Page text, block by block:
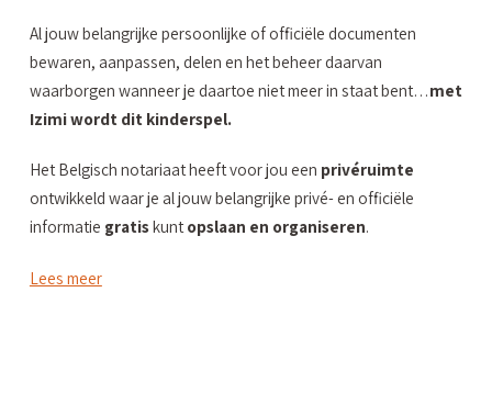
Al jouw belangrijke persoonlijke of officiële documenten
bewaren, aanpassen, delen en het beheer daarvan
waarborgen wanneer je daartoe niet meer in staat bent…met
Izimi wordt dit kinderspel.
Het Belgisch notariaat heeft voor jou een privéruimte
ontwikkeld waar je al jouw belangrijke privé- en officiële
informatie gratiskuntopslaan en organiseren.
Lees meer